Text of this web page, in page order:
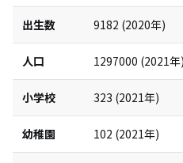
出生数 9182 (2020年)
人口 1297000 (2021年)
小学校 323 (2021年)
幼稚園 102 (2021年)